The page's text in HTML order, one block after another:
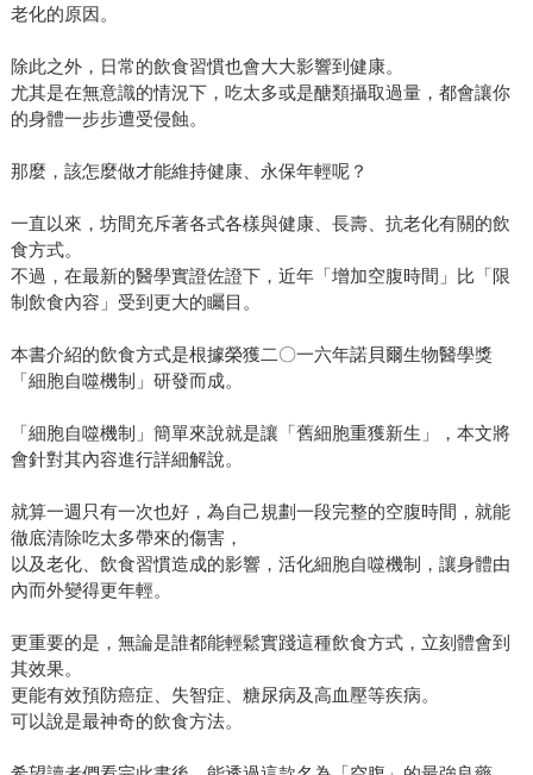
老化的原因。
除此之外，日常的飲食習慣也會大大影響到健康。
尤其是在無意識的情況下，吃太多或是醣類攝取過量，都會讓你
的身體一步步遭受侵蝕。
那麼，該怎麼做才能維持健康、永保年輕呢？
一直以來，坊間充斥著各式各樣與健康、長壽、抗老化有關的飲
食方式。
不過，在最新的醫學實證佐證下，近年「增加空腹時間」比「限
制飲食內容」受到更大的矚目。
本書介紹的飲食方式是根據榮獲二〇一六年諾貝爾生物醫學獎
「細胞自噬機制」研發而成。
「細胞自噬機制」簡單來說就是讓「舊細胞重獲新生」，本文將
會針對其內容進行詳細解說。
就算一週只有一次也好，為自己規劃一段完整的空腹時間，就能
徹底清除吃太多帶來的傷害，
以及老化、飲食習慣造成的影響，活化細胞自噬機制，讓身體由
內而外變得更年輕。
更重要的是，無論是誰都能輕鬆實踐這種飲食方式，立刻體會到
其效果。
更能有效預防癌症、失智症、糖尿病及高血壓等疾病。
可以說是最神奇的飲食方法。